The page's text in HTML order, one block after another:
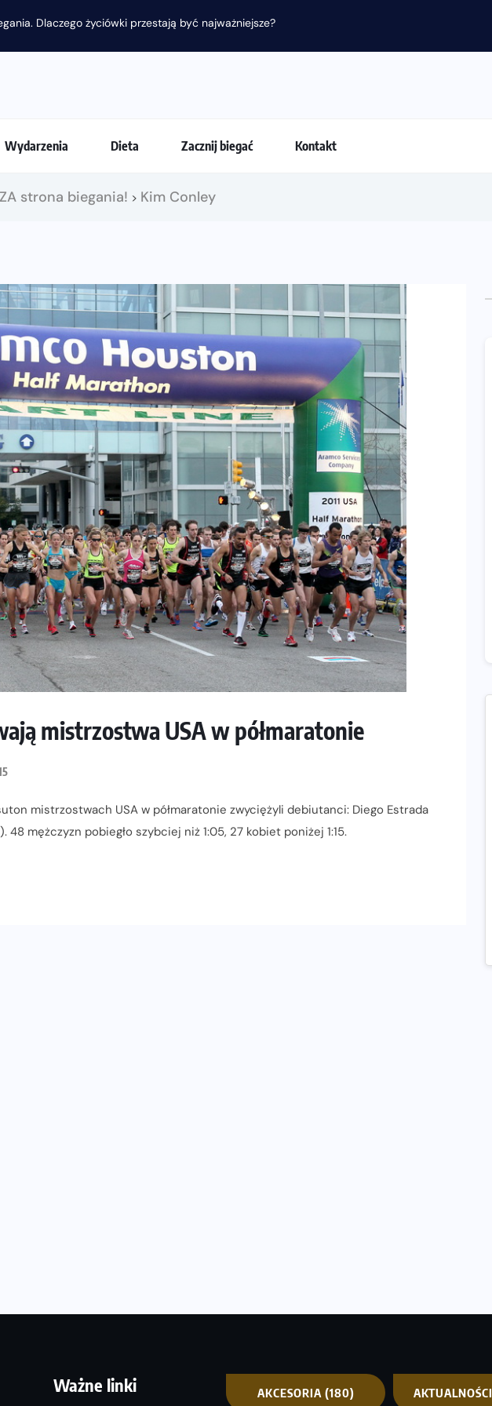
Dlaczego życiówki przestają być najważniejsze?
Wydarzenia Dieta Zacznij biegać Kontakt
strona biegania! > Kim Conley
mistrzostwa USA w półmaratonie
mistrzostwach USA w półmaratonie zwyciężyli debiutanci: Diego Estrada
48 mężczyzn pobiegło szybciej niż 1:05, 27 kobiet poniżej 1:15.
Ważne linki AKCESORIA (180) AKTUALNOŚCI